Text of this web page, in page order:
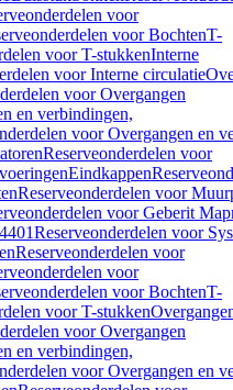
voor
voor BochtenT-
voor T-stukkenInterne
voor Interne circulatie
voor Overgangen
en verbindingen,
voor Overgangen en
Reserveonderdelen voor
Eindkappen
Reserveonderdelen voor
voor Geberit
Reserveonderdelen voor
Reserveonderdelen voor
voor
voor BochtenT-
voor T-stukken
voor Overgangen
en verbindingen,
voor Overgangen en